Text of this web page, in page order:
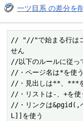
一ツ目系 の差分を
// "//"で始まる行はコ
せん
//以下のルールに従っ
//・ページ名は*を使う
//・見出しは**、***
//・リストは-、+を使
//・リンクは&pgid(,
L]]を使う